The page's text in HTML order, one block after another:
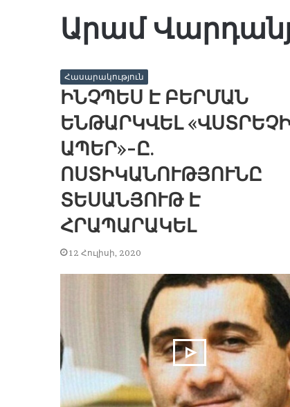
Արամ
Հասարակություն
ԻՆՉՊԵՍ Է ԲԵՐՄԱՆ
ԵՆԹԱՐԿՎԵԼ
ԱՊԵՐ»-Ը.
ՈՍՏԻԿԱՆՈՒԹՅՈՒՆԸ
ՏԵՍԱՆՅՈՒԹ Է
ՀՐԱՊԱՐԱԿԵԼ
12 Հուլիսի, 2020